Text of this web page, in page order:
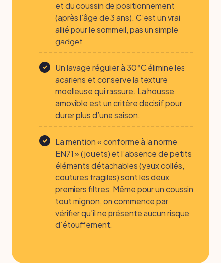
et du coussin de positionnement
(après l’âge de 3 ans). C’est un vrai
allié pour le sommeil, pas un simple
gadget.
Un lavage régulier à 30°C élimine les
acariens et conserve la texture
moelleuse qui rassure. La housse
amovible est un critère décisif pour
durer plus d’une saison.
La mention « conforme à la norme
EN71 » (jouets) et l’absence de petits
éléments détachables (yeux collés,
coutures fragiles) sont les deux
premiers filtres. Même pour un coussin
tout mignon, on commence par
vérifier qu’il ne présente aucun risque
d’étouffement.